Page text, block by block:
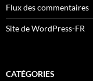
Flux des commentaires
Site de WordPress-FR
CATÉGORIES